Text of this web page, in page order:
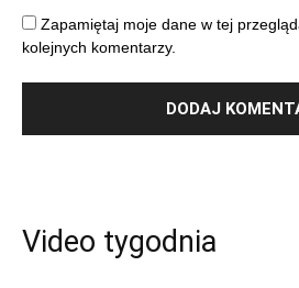
Zapamiętaj moje dane w tej
kolejnych komentarzy.
Video tygodnia